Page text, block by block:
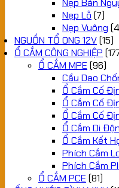
Nẹp Bán
Nẹp Lỗ (7)
Nẹp Vuông
NGUỒN TỔ ONG 12V(15)
Ổ CẮM CÔNG NGHIỆP
Ổ CẮM MPE (96)
Cầu Dao
Ổ Cắm Cố
Ổ Cắm Cố
Ổ Cắm Cố
Ổ Cắm Di
Ổ Cắm Kết
Phích Cắm
Phích Cắm
Ổ CẮM PCE (81)